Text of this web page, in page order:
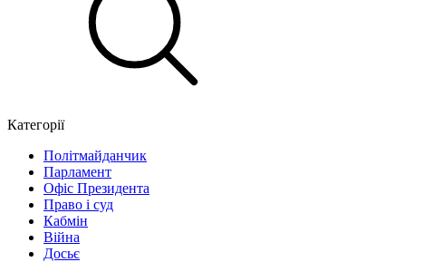
Категорії
Політмайданчик
Парламент
Офіс Президента
Право і суд
Кабмін
Війна
Досьє